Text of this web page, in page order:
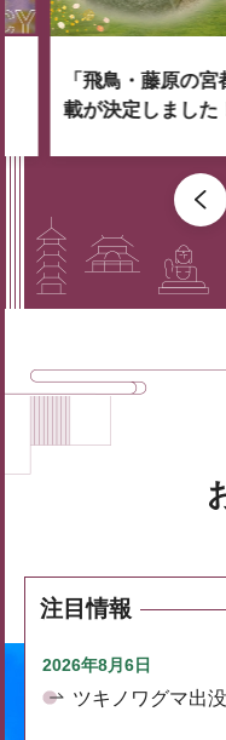
「飛鳥・藤原の
載が決定しました
注目情報
2026年8月6日
ツキノワグマ出